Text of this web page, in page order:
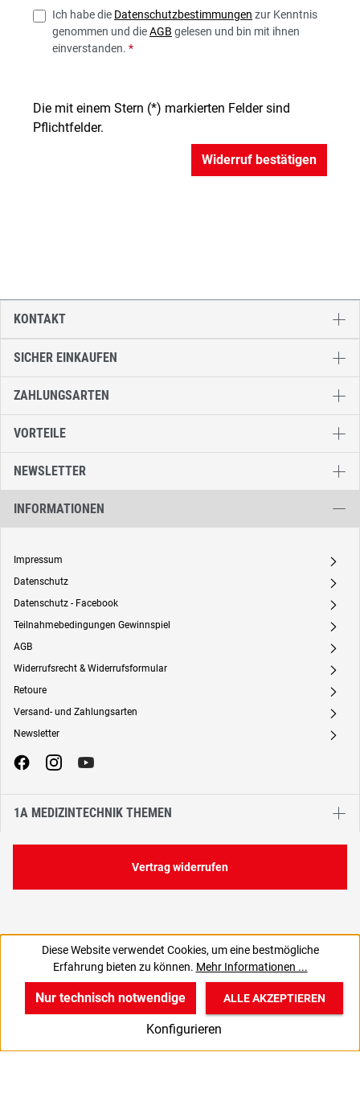
Ich habe die Datenschutzbestimmungen zur Kenntnis
genommen und dieAGB gelesen und bin mit ihnen
einverstanden. *
Die mit einem Stern (*) markierten Felder sind
Pflichtfelder.
Widerruf bestätigen
SICHER EINKAUFEN
ZAHLUNGSARTEN
VORTEILE
NEWSLETTER
INFORMATIONEN
Impressum A
Datenschutz A
Datenschutz - Facebook A
Teilnahmebedingungen Gewinnspiel A
AGB A
Widerrufsrecht & Widerrufsformular A
Retoure A
Versand- und Zahlungsarten A
Newsletter A
1A MEDIZINTECHNIK THEMEN
KONTAKT
Vertrag widerrufen
Diese Website verwendet Cookies, um eine bestmögliche
Erfahrung bieten zu können. Mehr Informationen ...
Nur technisch notwendige
Konfigurieren
ALLE AKZEPTIEREN
v
Produkte
B